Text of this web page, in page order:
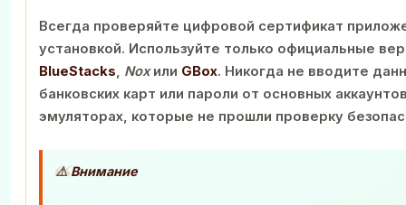
Всегда проверяйте цифровой сертификат
установкой. Используйте только официальные
BlueStacks, Noxили GBox. Никогда не вводите
банковских карт или пароли от основных
эмуляторах, которые не прошли проверку
⚠️Внимание